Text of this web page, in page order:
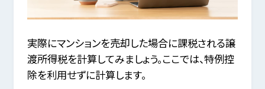
実際にマンションを売却した場合に課税される譲
渡所得税を計算してみましょう。ここでは、特例控
除を利用せずに計算します。